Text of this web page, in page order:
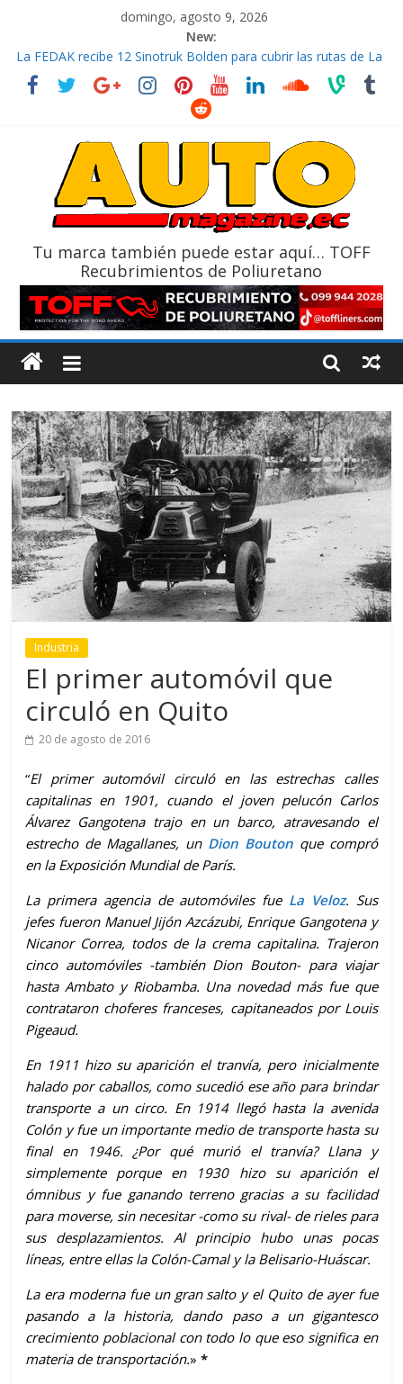
domingo, agosto 9, 2026
New:
La FEDAK recibe 12 Sinotruk Bolden para cubrir las rutas de La
Vuelta
El costo de tener un vehículo gana protagonismo a la hora de
¿Qué puede pasar con tu vehículo si permanece varios días sin
La Vuelta al Ecuador 2026, edición 47ª, recorre 7 provincias en 8
Tu marca también puede estar aquí… TOFF
Recubrimientos de Poliuretano
Industria
El primer automóvil que
circuló en Quito
20 de agosto de 2016
“El primer automóvil circuló en las estrechas calles
capitalinas en 1901, cuando el joven pelucón Carlos
Álvarez Gangotena trajo en un barco, atravesando el
estrecho de Magallanes, un Dion Bouton que compró
en la Exposición Mundial de París.
La primera agencia de automóviles fue La Veloz. Sus
jefes fueron Manuel Jijón Azcázubi, Enrique Gangotena y
Nicanor Correa, todos de la crema capitalina. Trajeron
cinco automóviles -también Dion Bouton- para viajar
hasta Ambato y Riobamba. Una novedad más fue que
contrataron choferes franceses, capitaneados por Louis
Pigeaud.
En 1911 hizo su aparición el tranvía, pero inicialmente
halado por caballos, como sucedió ese año para brindar
transporte a un circo. En 1914 llegó hasta la avenida
Colón y fue un importante medio de transporte hasta su
final en 1946. ¿Por qué murió el tranvía? Llana y
simplemente porque en 1930 hizo su aparición el
ómnibus y fue ganando terreno gracias a su facilidad
para moverse, sin necesitar -como su rival- de rieles para
sus desplazamientos. Al principio hubo unas pocas
líneas, entre ellas la Colón-Camal y la Belisario-Huáscar.
La era moderna fue un gran salto y el Quito de ayer fue
pasando a la historia, dando paso a un gigantesco
crecimiento poblacional con todo lo que eso significa en
materia de transportación.»*